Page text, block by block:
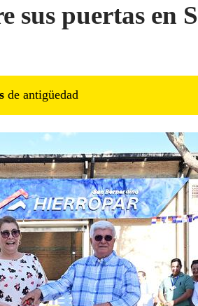
sus puertas en
s de antigüedad